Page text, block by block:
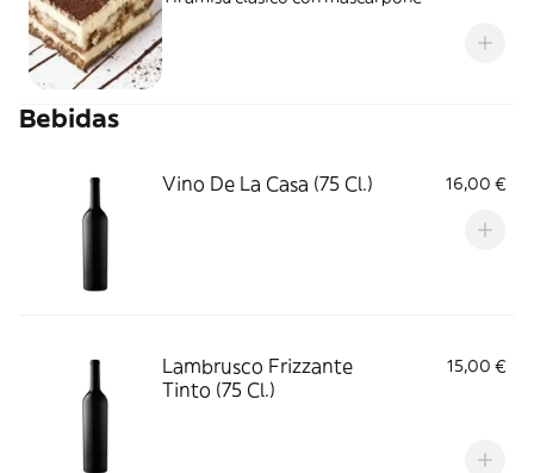
Bebidas
Vino De La Casa (75 Cl.) 16,00 €
Lambrusco Frizzante
Tinto (75 Cl.)
15,00 €